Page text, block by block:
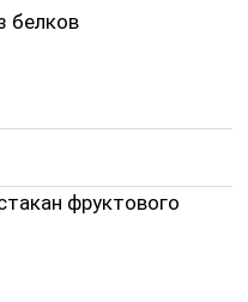
белков
фруктового